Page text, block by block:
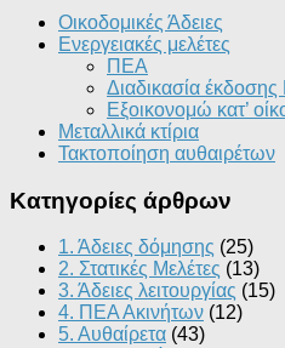
Οικοδομικές Άδειες
Ενεργειακές μελέτες
ΠΕΑ
Διαδικασία
Εξοικονομώ κατ’
Μεταλλικά κτίρια
Τακτοποίηση αυθαιρέτων
Κατηγορίες άρθρων
1. Άδειες δόμησης (25)
2. Στατικές Μελέτες (13)
3. Άδειες λειτουργίας (15)
4. ΠΕΑ Ακινήτων (12)
5. Αυθαίρετα (43)